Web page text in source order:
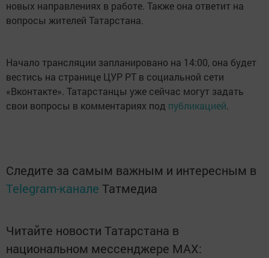
новых направлениях в работе. Также она ответит на
вопросы жителей Татарстана.
Начало трансляции запланировано на 14:00, она будет
вестись на странице ЦУР РТ в социальной сети
«Вконтакте». Татарстанцы уже сейчас могут задать
свои вопросы в комментариях под публикацией.
Следите за самым важным и интересным в
Telegram-канале Татмедиа
Читайте новости Татарстана в
национальном мессенджере MАХ: